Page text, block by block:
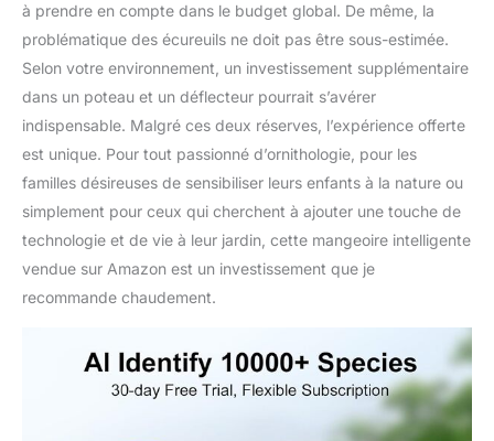
à prendre en compte dans le budget global. De même, la
problématique des écureuils ne doit pas être sous-estimée.
Selon votre environnement, un investissement supplémentaire
dans un poteau et un déflecteur pourrait s’avérer
indispensable. Malgré ces deux réserves, l’expérience offerte
est unique. Pour tout passionné d’ornithologie, pour les
familles désireuses de sensibiliser leurs enfants à la nature ou
simplement pour ceux qui cherchent à ajouter une touche de
technologie et de vie à leur jardin, cette mangeoire intelligente
vendue sur Amazon est un investissement que je
recommande chaudement.